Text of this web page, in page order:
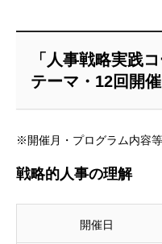
「人事戦略実践
テーマ・12回開催
※開催月・プログラム内容
戦略的人事の理解
開催日